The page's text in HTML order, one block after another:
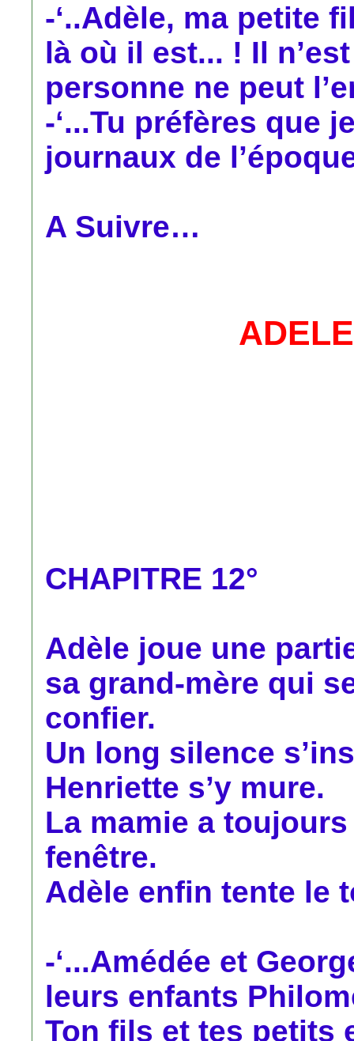
-‘..Adèle, ma petite
là où il est... ! Il
personne ne peut
-‘...Tu préfères que
journaux de
A Suivre…
CHAPITRE 12°
Adèle joue une
sa grand-mère qui
confier.
Un long silence
Henriette s’y mure.
La mamie a
fenêtre.
Adèle enfin tente le
-‘...Amédée et
leurs enfants
Ton fils et tes petits